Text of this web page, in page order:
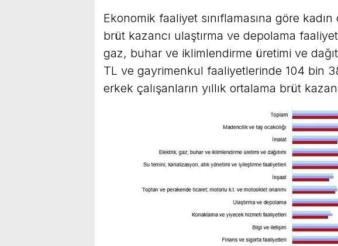
Ekonomik faaliyet sınıflamasına göre kadın
brüt kazancı ulaştırma ve depolama
gaz, buhar ve iklimlendirme üretimi ve
TL ve gayrimenkul faaliyetlerinde 104 bin
erkek çalışanların yıllık ortalama brüt